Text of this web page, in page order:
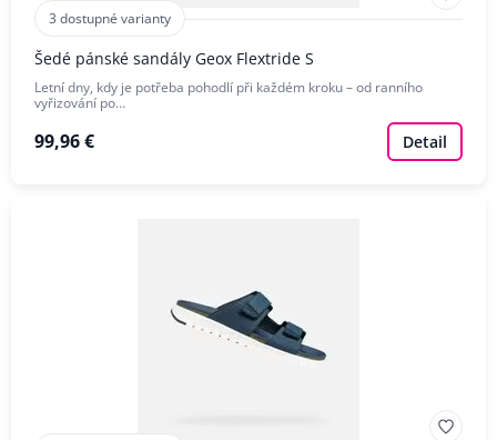
3 dostupné varianty
Šedé pánské sandály Geox Flextride S
Letní dny, kdy je potřeba pohodlí při každém kroku – od ranního
vyřizování po…
99,96 € Detail